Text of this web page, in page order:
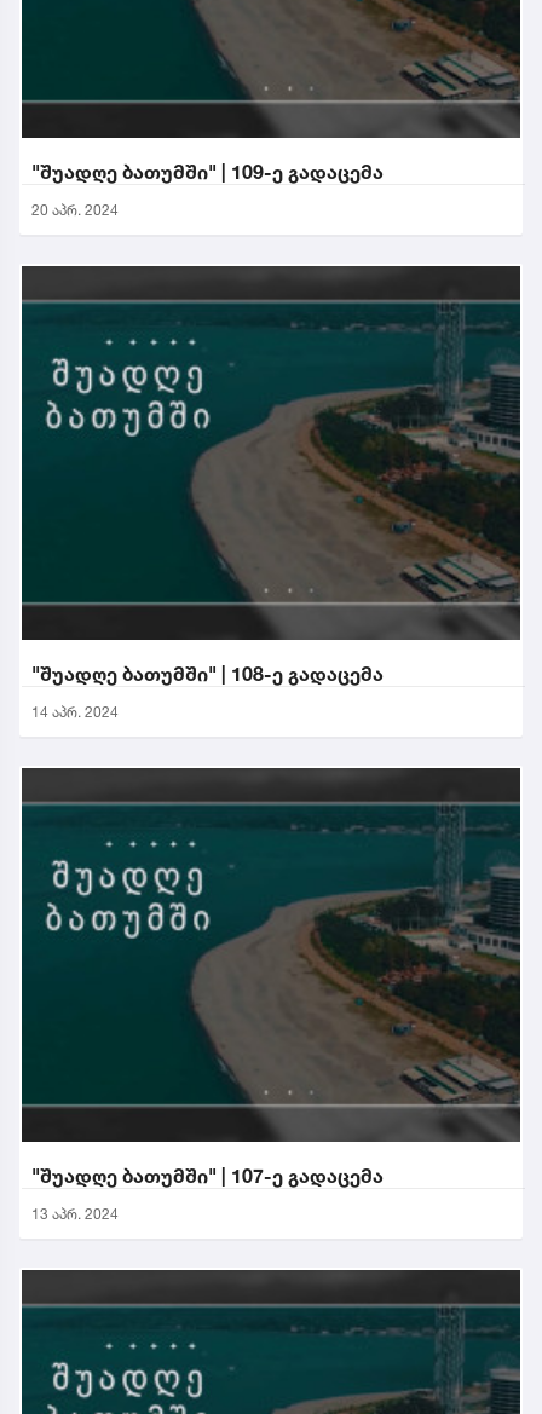
"შუადღე ბათუმში" | 109-ე გადაცემა
20 აპრ. 2024
"შუადღე ბათუმში" | 108-ე გადაცემა
14 აპრ. 2024
"შუადღე ბათუმში" | 107-ე გადაცემა
13 აპრ. 2024